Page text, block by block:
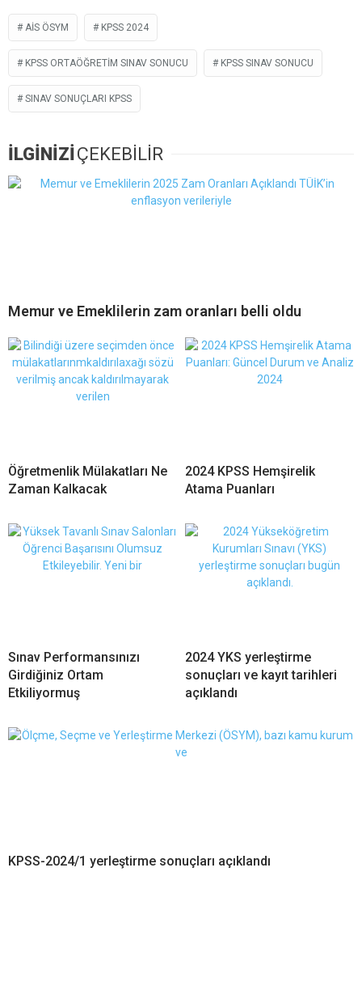
AIS ÖSYM KPSS 2024
KPSS ORTAÖĞRETIM SINAV SONUCU KPSS SINAV SONUCU
SINAV SONUÇLARI KPSS
İLGİNİZİÇEKEBİLİR
Memur ve Emeklilerin zam oranları belli oldu
Öğretmenlik Mülakatları Ne
Zaman Kalkacak
2024 KPSS Hemşirelik
Atama Puanları
Sınav Performansınızı
Girdiğiniz Ortam
Etkiliyormuş
2024 YKS yerleştirme
sonuçları ve kayıt tarihleri
açıklandı
KPSS-2024/1 yerleştirme sonuçları açıklandı